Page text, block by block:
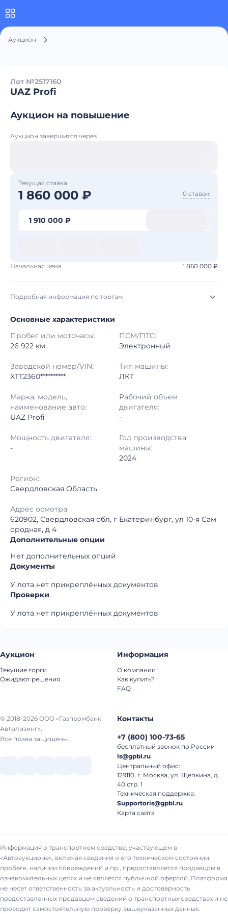
Аукцион
Лот №2517160
UAZ Profi
Аукцион на повышение
Аукцион завершится через
Текущая ставка
1 860 000 ₽ 0 ставок
1 910 000 ₽
Начальная цена 1 860 000 ₽
Подробная информация по торгам
Начало торгов: 07.08.2026, 16:20 МСК
Конец торгов: 14.08.2026, 16:45 МСК
Тип аукциона: Открытые торги
Шаг торгов: 50 000 ₽
Свердловская Область
Основные характеристики
Пробег или моточасы:
26 922 км
ПСМ/ПТС:
Электронный
Заводской номер/VIN:
XTT2360**********
Тип машины:
ЛКТ
Марка, модель,
наименование авто:
UAZ Profi
Рабочий объем
двигателя:
-
Мощность двигателя:
-
Год производства
машины:
2024
Регион:
Свердловская Область
Адрес осмотра:
620902, Свердловская обл, г Екатеринбург, ул 10-я Сам
ородная, д 4
Дополнительные опции
Нет дополнительных опций
Документы
У лота нет прикреплённых документов
Проверки
У лота нет прикреплённых документов
© 2018-2026 ООО «Газпромбанк
Автолизинг».
Все права защищены.
Аукцион
Текущие торги
Ожидают решения
Информация
О компании
Как купить?
FAQ
Контакты
+7 (800) 100-73-65
бесплатный звонок по России
ls@gpbl.ru
Центральный офис:
129110, г. Москва, ул. Щепкина, д.
40 стр. 1
Техническая поддержка:
Supportoris@gpbl.ru
Карта сайта
Информация о транспортном средстве, участвующем в
«Автоаукционе», включая сведения о его техническом состоянии,
пробеге, наличии повреждений и пр., предоставляется продавцом в
ознакомительных целях и не является публичной офертой. Платформа
не несет ответственность за актуальность и достоверность
предоставленных продавцом сведений о транспортных средствах и не
проводит самостоятельную проверку вышеуказанных данных.